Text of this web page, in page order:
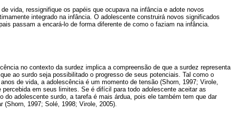
vida, ressignifique os papéis que ocupava na infância e adote novos
integrado na infância. O adolescente construirá novos significados
passam a encará-lo de forma diferente de como o faziam na infância.
no contexto da surdez implica a compreensão de que a surdez representa
ao surdo seja possibilitado o progresso de seus potenciais. Tal como o
de vida, a adolescência é um momento de tensão (Shorn, 1997; Virole,
em seus limites. Se é difícil para todo adolescente aceitar as
do adolescente surdo, a tarefa é mais árdua, pois ele também tem que dar
1997; Solé, 1998; Virole, 2005).